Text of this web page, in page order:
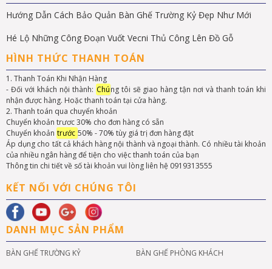
Hướng Dẫn Cách Bảo Quản Bàn Ghế Trường Kỷ Đẹp Như Mới
Hé Lộ Những Công Đoạn Vuốt Vecni Thủ Công Lên Đồ Gỗ
HÌNH THỨC THANH TOÁN
1. Thanh Toán Khi Nhận Hàng
- Đối với khách nội thành: Chúng tôi sẽ giao hàng tận nơi và thanh toán khi
nhận được hàng. Hoặc thanh toán tại cửa hàng.
2. Thanh toán qua chuyển khoản
Chuyển khoản trươc 30% cho đơn hàng có sẵn
Chuyển khoản trước 50% - 70% tùy giá trị đơn hàng đặt
Áp dụng cho tất cả khách hàng nội thành và ngoại thành. Có nhiều tài khoản
của nhiều ngân hàng để tiện cho việc thanh toán của bạn
Thông tin chi tiết về số tài khoản vui lòng liên hệ 0919313555
KẾT NỐI VỚI CHÚNG TÔI
DANH MỤC SẢN PHẨM
BÀN GHẾ TRƯỜNG KỶ BÀN GHẾ PHÒNG KHÁCH